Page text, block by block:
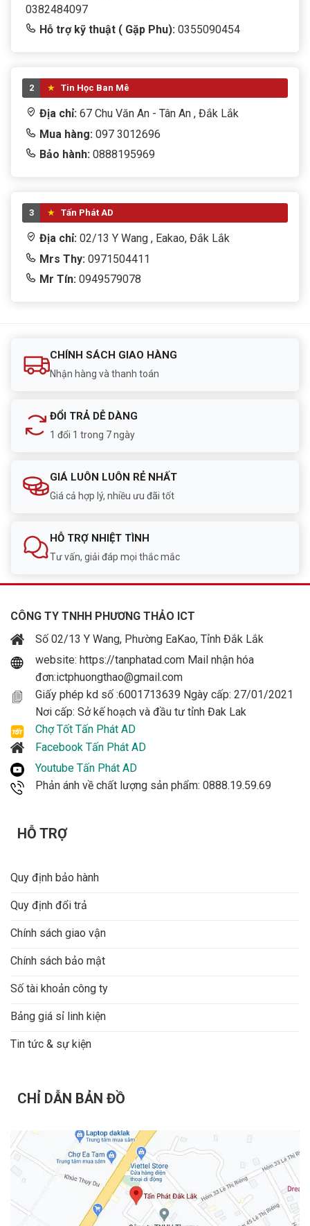
0382484097
Hỗ trợ kỹ thuật ( Gặp Phu): 0355090454
2 Tin Học Ban Mê
Địa chỉ: 67 Chu Văn An - Tân An , Đắk Lắk
Mua hàng: 097 3012696
Bảo hành: 0888195969
3 Tấn Phát AD
Địa chỉ: 02/13 Y Wang , Eakao, Đắk Lắk
Mrs Thy: 0971504411
Mr Tín: 0949579078
CHÍNH SÁCH GIAO HÀNG
Nhận hàng và thanh toán
ĐỔI TRẢ DỄ DÀNG
1 đổi 1 trong 7 ngày
GIÁ LUÔN LUÔN RẺ NHẤT
Giá cả hợp lý, nhiều ưu đãi tốt
HỖ TRỢ NHIỆT TÌNH
Tư vấn, giải đáp mọi thắc mắc
CÔNG TY TNHH PHƯƠNG THẢO ICT
Số 02/13 Y Wang, Phường EaKao, Tỉnh Đắk Lắk
website: https://tanphatad.com Mail nhận hóa
đơn:ictphuongthao@gmail.com
Giấy phép kd số :6001713639 Ngày cấp: 27/01/2021
Nơi cấp: Sở kế hoạch và đầu tư tỉnh Đak Lak
Chợ Tốt Tấn Phát AD
Facebook Tấn Phát AD
Youtube Tấn Phát AD
Phản ánh về chất lượng sản phẩm: 0888.19.59.69
HỖ TRỢ
Quy định bảo hành
Quy định đổi trả
Chính sách giao vận
Chính sách bảo mật
Số tài khoản công ty
Bảng giá sỉ linh kiện
Tin tức & sự kiện
CHỈ DẪN BẢN ĐỒ